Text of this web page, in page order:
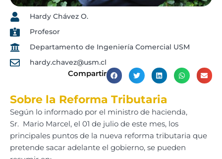
Hardy Chávez O.
Profesor
Departamento de Ingeniería Comercial USM
hardy.chavez@usm.cl
Compartir
Sobre la Reforma Tributaria
Según lo informado por el ministro de hacienda,
Sr. Mario Marcel, el 01 de julio de este mes, los
principales puntos de la nueva reforma tributaria que
pretende sacar adelante el gobierno, se pueden